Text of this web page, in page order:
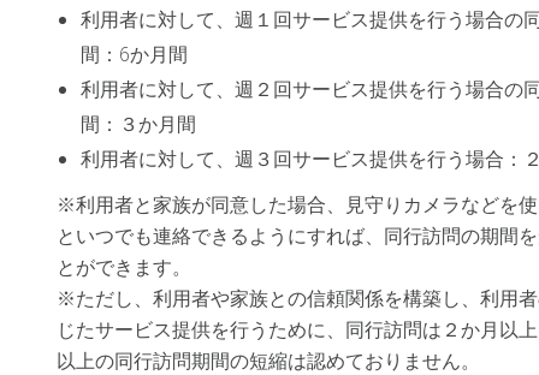
利用者に対して、週１回サービス提供を行う場合の
間：6か月間
利用者に対して、週２回サービス提供を行う場合の
間：３か月間
利用者に対して、週３回サービス提供を行う場合：
※利用者と家族が同意した場合、見守りカメラなどを
といつでも連絡できるようにすれば、同行訪問の期間
とができます。
※ただし、利用者や家族との信頼関係を構築し、利用
じたサービス提供を行うために、同行訪問は２か月以
以上の同行訪問期間の短縮は認めておりません。